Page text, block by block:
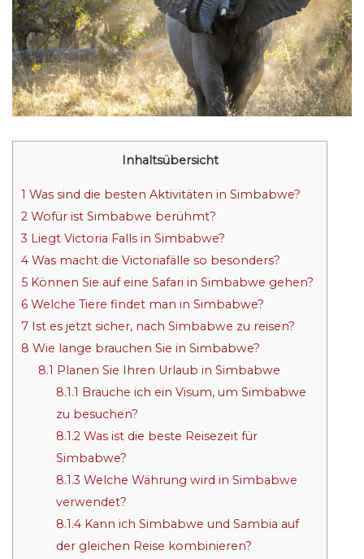
Inhaltsübersicht
1 Was sind die besten Aktivitäten in Simbabwe?
2 Wofür ist Simbabwe berühmt?
3 Liegt Victoria Falls in Simbabwe?
4 Was macht die Victoriafälle so besonders?
5 Können Sie auf eine Safari in Simbabwe gehen?
6 Welche Tiere findet man in Simbabwe?
7 Ist es jetzt sicher, nach Simbabwe zu reisen?
8 Wie lange brauchen Sie in Simbabwe?
8.1 Planen Sie Ihren Urlaub in Simbabwe
8.1.1 Brauche ich ein Visum, um Simbabwe
zu besuchen?
8.1.2 Was ist die beste Reisezeit für
Simbabwe?
8.1.3 Welche Währung wird in Simbabwe
verwendet?
8.1.4Kann ich Simbabwe und Sambia auf
der gleichen Reise kombinieren?